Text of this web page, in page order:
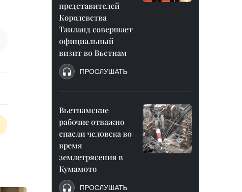
представителей
Королевства
Таиланд совершает
официальный
визит во Вьетнам
ПРОСЛУШАТЬ
Вьетнамские
рабочие отважно
спасли человека во
время
землетрясения в
Кумамото
ПРОСЛУШАТЬ